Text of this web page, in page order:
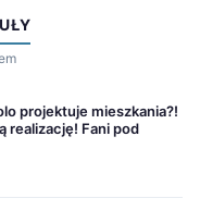
projektuje mieszkania?!
realizację! Fani pod